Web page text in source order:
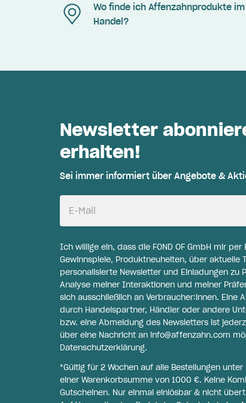
Wo finde ich Affenzahnprodukte im
Handel?
Newsletter
erhalten!
Sei immer informiert über Angebote &
E-Mail
Ich willige ein, dass die FOND OF GmbH mir
Gewinnspiele, Produktneuheiten, über aktuelle
personalisierte Newsletter und Einladungen
Analyse meiner Interaktionen und meiner
sich ausschließlich an Verbraucher:innen. Eine
durch Handelspartner, Händler oder andere
bzw. eine Abmeldung des Newsletters ist
über eine Nachricht an info@affenzahn.com
Datenschutzerklärung.
*Gültig für 2 Wochen auf alle Bestellungen unter
einer Warenkorbsumme von 1000 €. Keine
Gutscheinen. Nur einmal einlösbar & nicht